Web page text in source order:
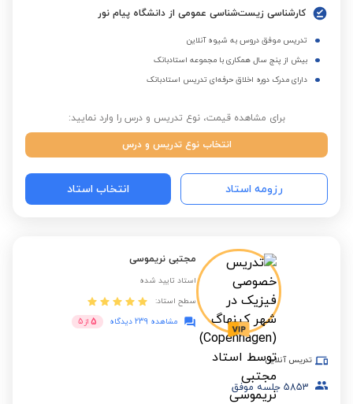
کارشناسی زیست‌شناسی عمومی از دانشگاه پیام نور
تدریس موفق دروس به شیوه آنلاین
بیش از پنج سال همکاری با مجموعه استادبانک
دارای مدرک دوره اخلاق حرفه‌ای تدریس استادبانک
برای مشاهده قیمت، نوع تدریس و درس را وارد نمایید:
انتخاب نوع تدریس و درس
رزومه استاد انتخاب استاد
مجتبی نریموسی
استاد تایید شده
سطح استاد:
مشاهده 239 دیدگاه
5 از 5
تدریس آنلاین
5853 جلسه موفق